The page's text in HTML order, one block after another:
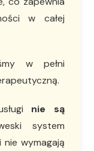
w całej
w pełni
nie są
system
wymagają